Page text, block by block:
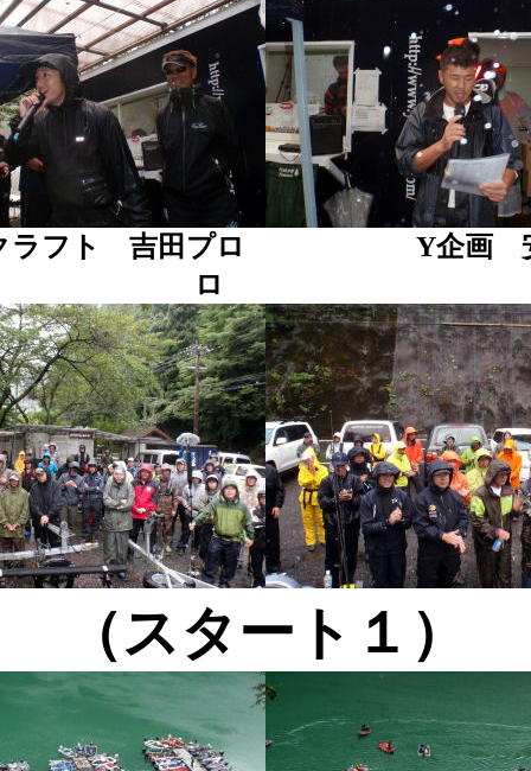
ラフト 吉田プロ Y企画
ロ
（スタート１）